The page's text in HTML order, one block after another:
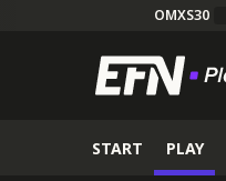
OMXS30
START PLAY